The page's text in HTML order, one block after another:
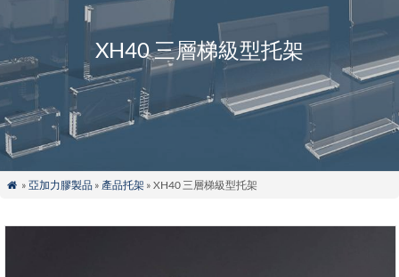
XH40 三層梯級型托架
 » 亞加力膠製品» 產品托架» XH40 三層梯級型托架